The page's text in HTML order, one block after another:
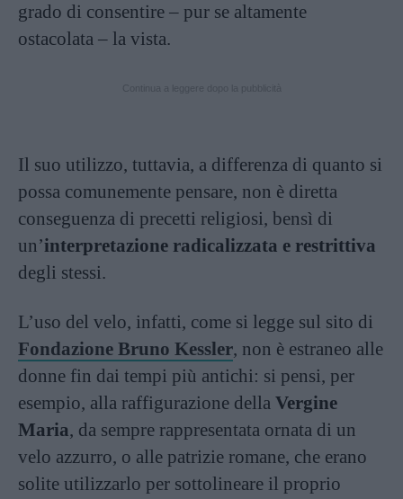
grado di consentire – pur se altamente
ostacolata – la vista.
Il suo utilizzo, tuttavia, a differenza di quanto si
possa comunemente pensare, non è diretta
conseguenza di precetti religiosi, bensì di
un’interpretazione radicalizzata e restrittiva
degli stessi.
L’uso del velo, infatti, come si legge sul sito di
Fondazione Bruno Kessler, non è estraneo alle
donne fin dai tempi più antichi: si pensi, per
esempio, alla raffigurazione della Vergine
Maria, da sempre rappresentata ornata di un
velo azzurro, o alle patrizie romane, che erano
solite utilizzarlo per sottolineare il proprio